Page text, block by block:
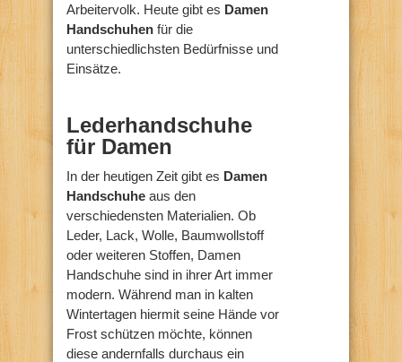
Arbeitervolk. Heute gibt es Damen
Handschuhen für die
unterschiedlichsten Bedürfnisse und
Einsätze.
Lederhandschuhe
für Damen
In der heutigen Zeit gibt es Damen
Handschuhe aus den
verschiedensten Materialien. Ob
Leder, Lack, Wolle, Baumwollstoff
oder weiteren Stoffen, Damen
Handschuhe sind in ihrer Art immer
modern. Während man in kalten
Wintertagen hiermit seine Hände vor
Frost schützen möchte, können
diese andernfalls durchaus ein